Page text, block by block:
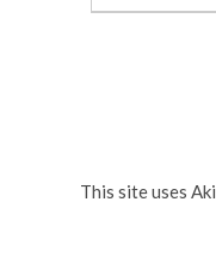
This site uses